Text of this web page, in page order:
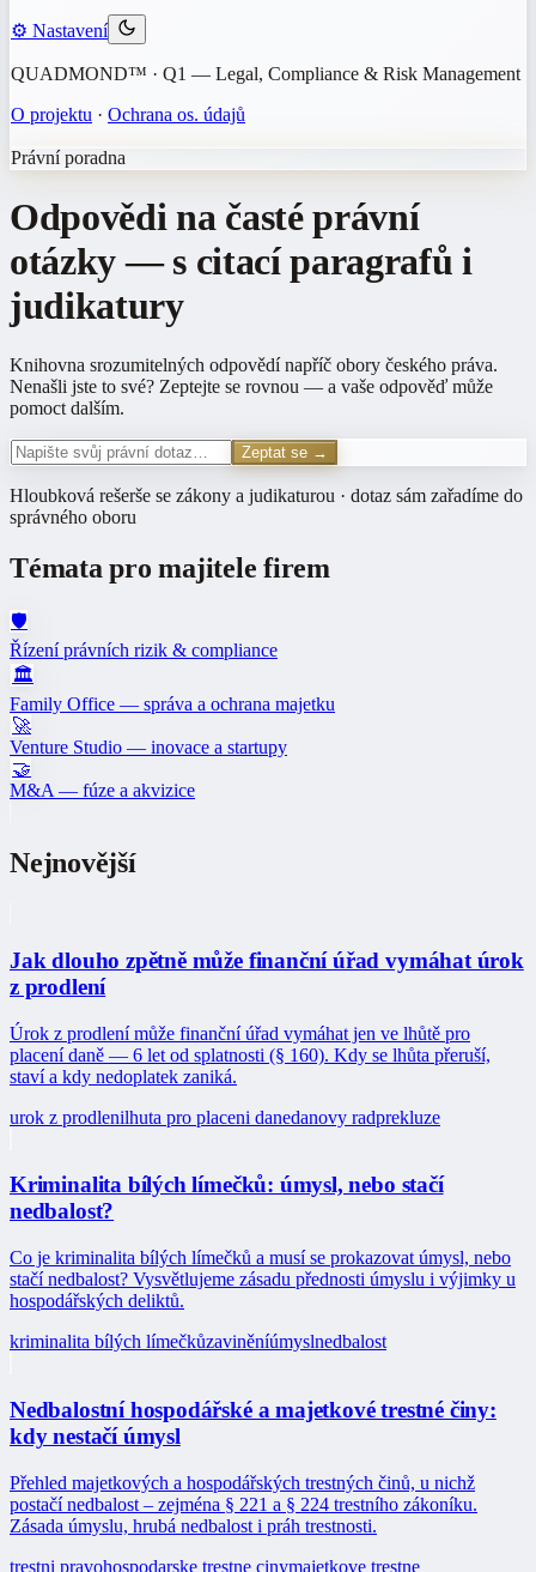
⚙️ Nastavení
QUADMOND™ · Q1 — Legal, Compliance & Risk Management
O projektu · Ochrana os. údajů
Právní poradna
Odpovědi na časté právní
otázky — s citací paragrafů i
judikatury
Knihovna srozumitelných odpovědí napříč obory českého práva.
Nenašli jste to své? Zeptejte se rovnou — a vaše odpověď může
pomoct dalším.
Zeptat se →
Hloubková rešerše se zákony a judikaturou · dotaz sám zařadíme do
správného oboru
Témata pro majitele firem
🛡️
Řízení právních rizik & compliance
🏛️
Family Office — správa a ochrana majetku
🚀
Venture Studio — inovace a startupy
🤝
M&A — fúze a akvizice
Nejnovější
Jak dlouho zpětně může finanční úřad vymáhat úrok
z prodlení
Úrok z prodlení může finanční úřad vymáhat jen ve lhůtě pro
placení daně — 6 let od splatnosti (§ 160). Kdy se lhůta přeruší,
staví a kdy nedoplatek zaniká.
urok z prodlenilhuta pro placeni danedanovy radprekluze
Kriminalita bílých límečků: úmysl, nebo stačí
nedbalost?
Co je kriminalita bílých límečků a musí se prokazovat úmysl, nebo
stačí nedbalost? Vysvětlujeme zásadu přednosti úmyslu i výjimky u
hospodářských deliktů.
kriminalita bílých límečkůzaviněníúmyslnedbalost
Nedbalostní hospodářské a majetkové trestné činy:
kdy nestačí úmysl
Přehled majetkových a hospodářských trestných činů, u nichž
postačí nedbalost – zejména § 221 a § 224 trestního zákoníku.
Zásada úmyslu, hrubá nedbalost i práh trestnosti.
trestni pravohospodarske trestne cinymajetkove trestne